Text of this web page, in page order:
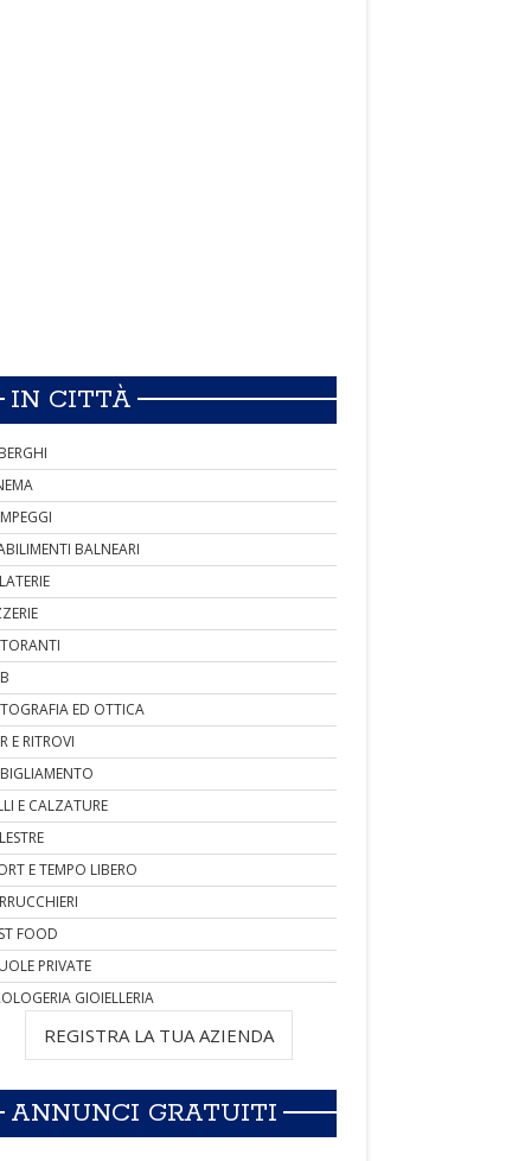
IN CITTÀ
BALNEARI
ED OTTICA
E RITROVI
E CALZATURE
E TEMPO LIBERO
FOOD
PRIVATE
GIOIELLERIA
REGISTRA LA TUA AZIENDA
ANNUNCI GRATUITI